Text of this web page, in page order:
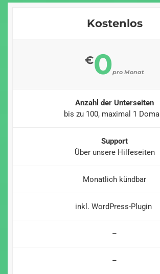
Kostenlos
€0pro Monat
Anzahl der Unterseiten
bis zu 100, maximal 1
Support
Über unsere Hilfeseiten
Monatlich kündbar
inkl. WordPress-Plugin
–
–